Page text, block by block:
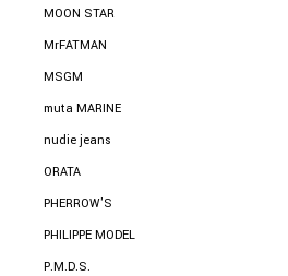
MOON STAR
MrFATMAN
MSGM
muta MARINE
nudie jeans
ORATA
PHERROW'S
PHILIPPE MODEL
P.M.D.S.